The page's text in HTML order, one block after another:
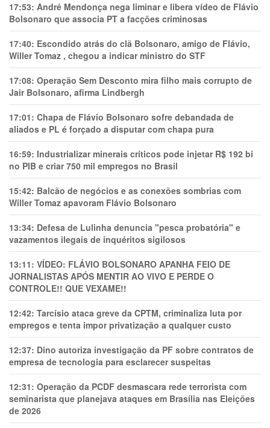
17:53: André Mendonça nega liminar e libera vídeo de Flávio
Bolsonaro que associa PT a facções criminosas
17:40: Escondido atrás do clã Bolsonaro, amigo de Flávio,
Willer Tomaz , chegou a indicar ministro do STF
17:08: Operação Sem Desconto mira filho mais corrupto de
Jair Bolsonaro, afirma Lindbergh
17:01: Chapa de Flávio Bolsonaro sofre debandada de
aliados e PL é forçado a disputar com chapa pura
16:59: Industrializar minerais críticos pode injetar R$ 192 bi
no PIB e criar 750 mil empregos no Brasil
15:42: Balcão de negócios e as conexões sombrias com
Willer Tomaz apavoram Flávio Bolsonaro
13:34: Defesa de Lulinha denuncia "pesca probatória" e
vazamentos ilegais de inquéritos sigilosos
13:11: VÍDEO: FLÁVIO BOLSONARO APANHA FEIO DE
JORNALISTAS APÓS MENTIR AO VIVO E PERDE O
CONTROLE!! QUE VEXAME!!
12:42: Tarcísio ataca greve da CPTM, criminaliza luta por
empregos e tenta impor privatização a qualquer custo
12:37: Dino autoriza investigação da PF sobre contratos de
empresa de tecnologia para esclarecer suspeitas
12:31: Operação da PCDF desmascara rede terrorista com
seminarista que planejava ataques em Brasília nas Eleições
de 2026